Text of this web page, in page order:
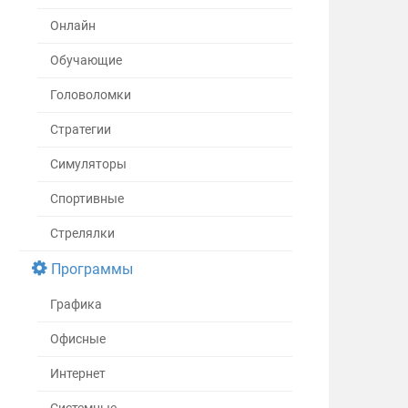
Онлайн
Обучающие
Головоломки
Стратегии
Симуляторы
Спортивные
Стрелялки
Программы
Графика
Офисные
Интернет